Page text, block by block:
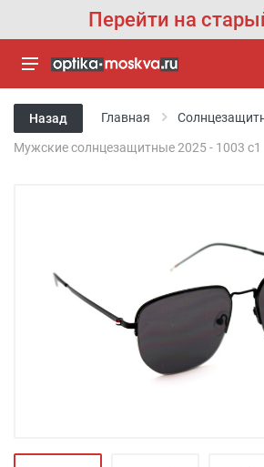
Перейти на
Назад Главная
Мужские солнцезащитные 2025 - 1003 с1